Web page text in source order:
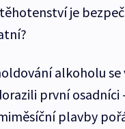
těhotenství je
alkoholu se
první osadníci
plavby